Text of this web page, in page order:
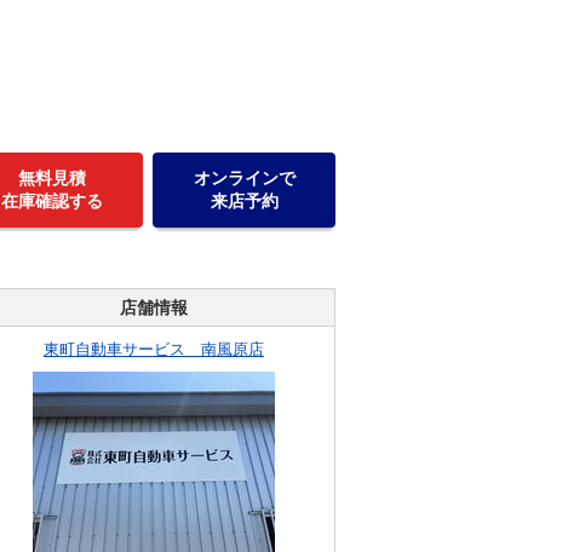
無料見積
在庫確認する
オンラインで
来店予約
店舗情報
東町自動車サービス 南風原店